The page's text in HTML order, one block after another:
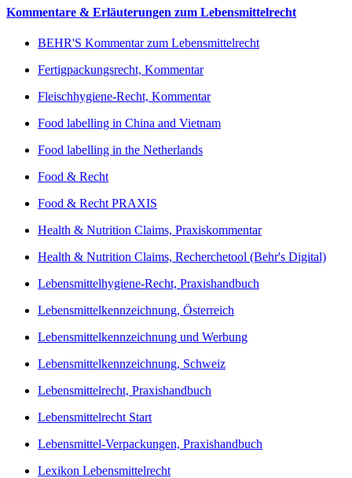
Kommentare & Erläuterungen zum Lebensmittelrecht
BEHR'S Kommentar zum Lebensmittelrecht
Fertigpackungsrecht, Kommentar
Fleischhygiene-Recht, Kommentar
Food labelling in China and Vietnam
Food labelling in the Netherlands
Food & Recht
Food & Recht PRAXIS
Health & Nutrition Claims, Praxiskommentar
Health & Nutrition Claims, Recherchetool (Behr's Digital)
Lebensmittelhygiene-Recht, Praxishandbuch
Lebensmittelkennzeichnung, Österreich
Lebensmittelkennzeichnung und Werbung
Lebensmittelkennzeichnung, Schweiz
Lebensmittelrecht, Praxishandbuch
Lebensmittelrecht Start
Lebensmittel-Verpackungen, Praxishandbuch
Lexikon Lebensmittelrecht